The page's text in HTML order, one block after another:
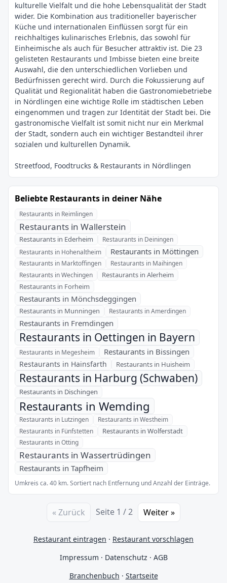
kulturelle Vielfalt und die hohe Lebensqualität der Stadt
wider. Die Kombination aus traditioneller bayerischer
Küche und internationalen Einflüssen sorgt für ein
reichhaltiges kulinarisches Erlebnis, das sowohl für
Einheimische als auch für Besucher attraktiv ist. Die 23
gelisteten Restaurants und Imbisse bieten eine breite
Auswahl, die den unterschiedlichen Vorlieben und
Bedürfnissen gerecht wird. Durch die Fokussierung auf
Qualität und Regionalität haben die Gastronomiebetriebe
in Nördlingen eine wichtige Rolle im städtischen Leben
eingenommen und tragen zur Identität der Stadt bei. Die
gastronomische Vielfalt ist somit nicht nur ein Merkmal
der Stadt, sondern auch ein wichtiger Bestandteil ihrer
Beliebte Restaurants in deiner Nähe
Restaurants in Reimlingen
Restaurants in Wallerstein
Restaurants in Ederheim
Restaurants in Deiningen
Restaurants in Hohenaltheim
Restaurants in Möttingen
Restaurants in Marktoffingen
Restaurants in Maihingen
Restaurants in Wechingen
Restaurants in Alerheim
Restaurants in Forheim
Restaurants in Mönchsdeggingen
Restaurants in Munningen Restaurants in Amerdingen
Restaurants in Fremdingen
Restaurants in Oettingen in Bayern
Restaurants in Megesheim Restaurants in Bissingen
Restaurants in Hainsfarth Restaurants in Huisheim
Restaurants in Harburg (Schwaben)
Restaurants in Dischingen
Restaurants in Wemding
Restaurants in Lutzingen
Restaurants in Westheim
Restaurants in Fünfstetten
Restaurants in Wolferstadt
Restaurants in Otting
Restaurants in Wassertrüdingen
Restaurants in Tapfheim
Umkreis ca. 40 km. Sortiert nach Entfernung und Anzahl der Einträge.
« Zurück Seite 1 / 2 Weiter »
Restaurant eintragen · Restaurant vorschlagen
Impressum · Datenschutz · AGB
Branchenbuch · Startseite